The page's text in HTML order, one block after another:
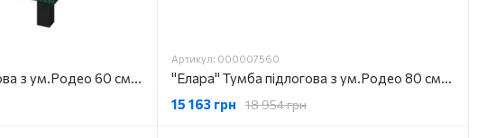
"Елара" Тумба підлогова з ум.Родео 60 смарагд
Артикул: 000007560
"Елара" Тумба підлогова з ум.Родео 80 смарагд
18 954 грн
15 163 грн